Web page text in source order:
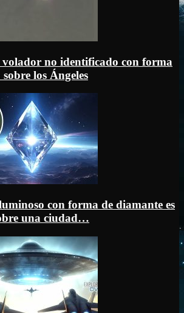
volador no identificado con forma
los Ángeles
con forma de diamante es
una ciudad…